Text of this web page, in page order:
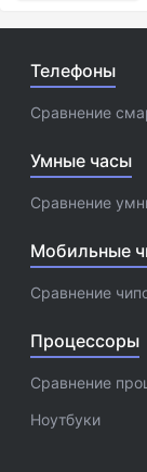
Телефоны
Сравнение
Умные часы
Сравнение
Мобильные
Сравнение
Процессоры
Сравнение
Ноутбуки